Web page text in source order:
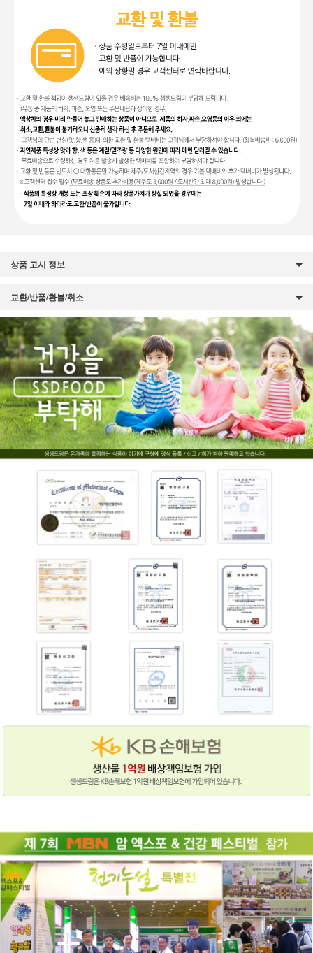
상품 고시 정보
교환/반품/환불/취소